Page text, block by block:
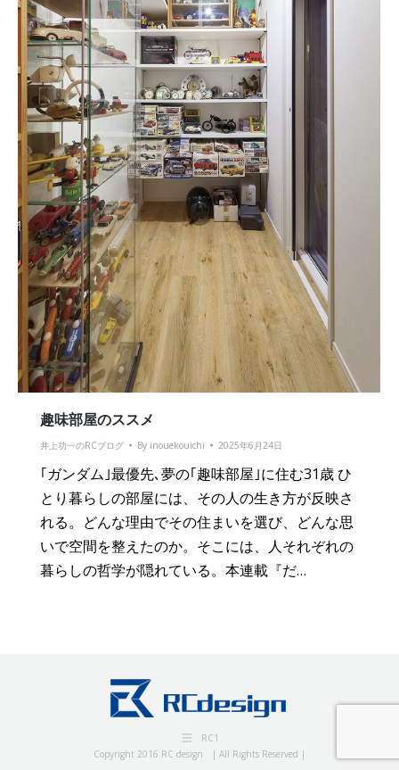
趣味部屋のススメ
井上功一のRCブログ By inouekouichi 2025年6月24日
｢ガンダム｣最優先､夢の｢趣味部屋｣に住む31歳 ひ
とり暮らしの部屋には、その人の生き方が反映さ
れる。どんな理由でその住まいを選び、どんな思
いで空間を整えたのか。そこには、人それぞれの
暮らしの哲学が隠れている。本連載『だ…
RC1
Copyright 2016 RC design | All Rights Reserved |